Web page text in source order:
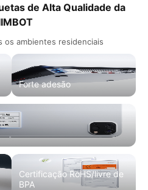
de Alta Qualidade da
os ambientes residenciais​
Forte adesão
Certificação RoHS/livre de
BPA